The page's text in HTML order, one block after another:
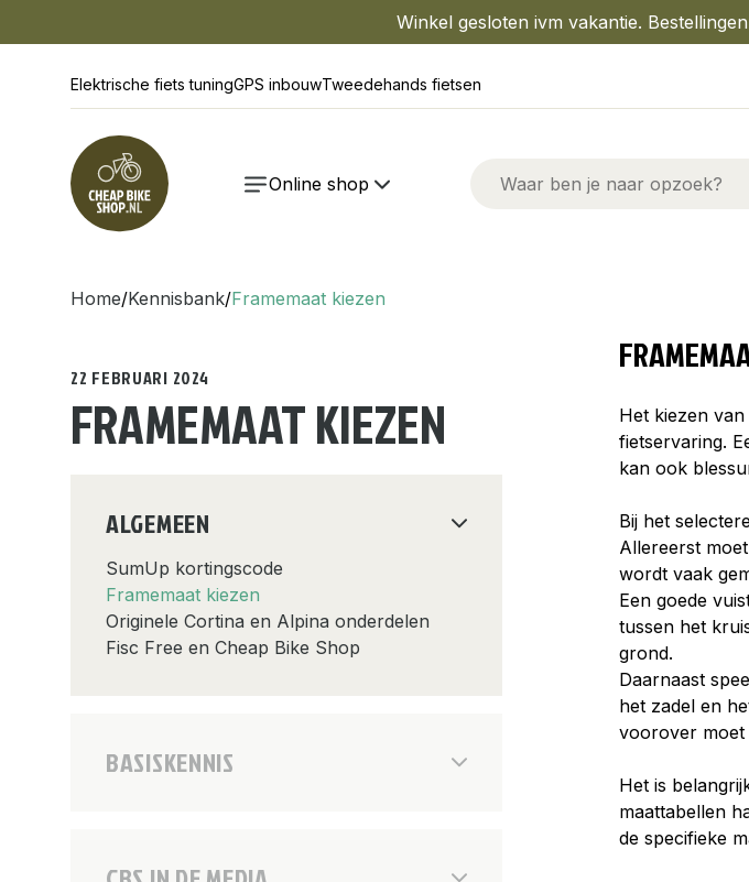
Winkel gesloten ivm vakantie.
Elektrische fiets tuningGPS inbouwTweedehands fietsen
Online shop
Home/Kennisbank/Framemaat kiezen
22 FEBRUARI 2024
FRAMEMAAT KIEZEN
ALGEMEEN
SumUp kortingscode
Framemaat kiezen
Originele Cortina en Alpina onderdelen
Fisc Free en Cheap Bike Shop
BASISKENNIS
Het kiezen
fietservaring.
kan ook
Bij het
Allereerst
wordt vaak
Een goede
tussen het
grond.
Daarnaast
het zadel en
voorover moet
Het is
maattabellen
de specifieke